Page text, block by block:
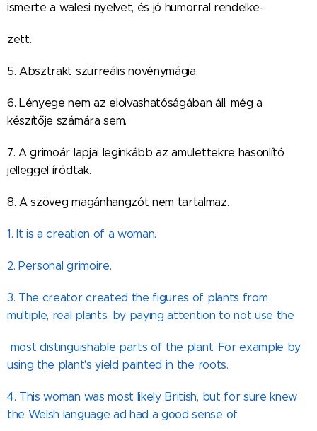
ismerte a walesi nyelvet, és jó humorral rendelke-
zett.
5. Absztrakt szürreális növénymágia.
6. Lényege nem az elolvashatóságában áll, még a
készítője számára sem.
7. A grimoár lapjai leginkább az amulettekre hasonlító
jelleggel íródtak.
8. A szöveg magánhangzót nem tartalmaz.
1. It is a creation of a woman.
2. Personal grimoire.
3. The creator created the figures of plants from
multiple, real plants, by paying attention to not use the
most distinguishable parts of the plant. For example by
using the plant's yield painted in the roots.
4. This woman was most likely British, but for sure knew
the Welsh language ad had a good sense of